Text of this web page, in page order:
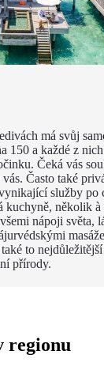
má svůj
150 a každé z
Čeká vás
Často také
služby po
kuchyně, několik à
nápoji světa,
to
přírody.
regionu